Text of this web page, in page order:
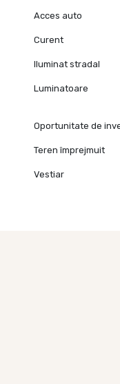
Acces auto
Curent
Iluminat stradal
Luminatoare
Oportunitate de
Teren împrejmuit
Vestiar